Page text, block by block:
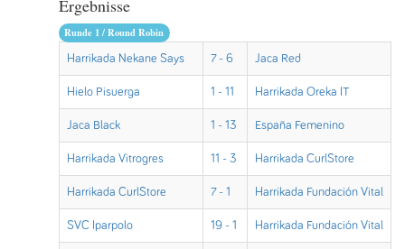
Ergebnisse
Runde 1 / Round Robin
Harrikada Nekane Says 7 - 6 Jaca Red
Hielo Pisuerga 1 - 11 Harrikada Oreka IT
Jaca Black 1 - 13 España Femenino
Harrikada Vitrogres 11 - 3 Harrikada CurlStore
Harrikada CurlStore 7 - 1 Harrikada Fundación Vital
SVC Iparpolo 19 - 1 Harrikada Fundación Vital